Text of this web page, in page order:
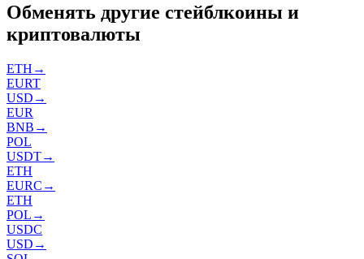
Обменять другие стейблкоины и
криптовалюты
ETH →
EURT
USD →
EUR
BNB →
POL
USDT→
ETH
EURC →
ETH
POL →
USDC
USD →